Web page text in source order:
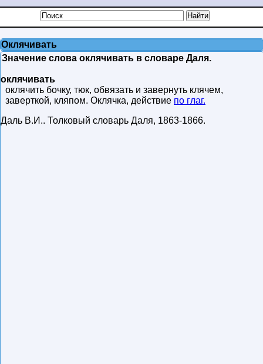
Оклячивать
Значение слова оклячивать в словаре Даля.
оклячивать
оклячить бочку, тюк, обвязать и завернуть клячем,
заверткой, кляпом. Оклячка, действие по глаг.
Даль В.И.. Толковый словарь Даля, 1863-1866.